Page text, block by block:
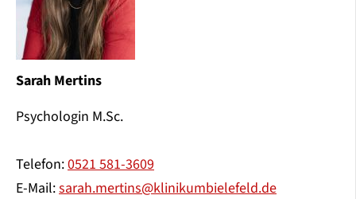
Sarah Mertins
Psychologin M.Sc.
Telefon:0521 581-3609
E-Mail:sarah.mertins@klinikumbielefeld.de